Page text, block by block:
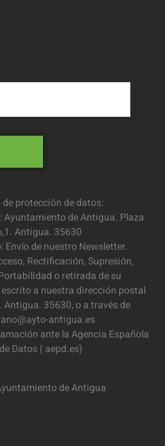
protección de datos:
Ayuntamiento de Antigua. Plaza
Antigua. 35630
de nuestro Newsletter.
Rectificación, Supresión,
o retirada de su
a nuestra dirección postal
35630, o a través de
antigua.es
ante la Agencia Española
Datos ( aepd.es)
de Antigua